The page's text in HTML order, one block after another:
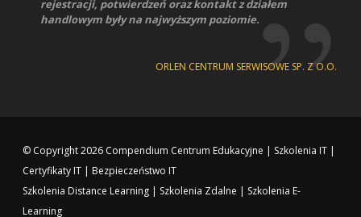
rejestracji, potwierdzeń oraz kontakt z działem
handlowym były na najwyższym poziomie.
ORLEN CENTRUM SERWISOWE SP. Z O.O.
© Copyright 2026 Compendium Centrum Edukacyjne | Szkolenia IT |
Certyfikaty IT | Bezpieczeństwo IT
Szkolenia Distance Learning | Szkolenia Zdalne | Szkolenia E-
Learning